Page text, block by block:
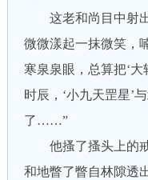
这老和尚目中射出
微微漾起一抹微笑，
寒泉泉眼，总算把‘
时辰，‘小九天罡星’
了……”
他搔了搔头上的戒
和地瞥了瞥自林隙透